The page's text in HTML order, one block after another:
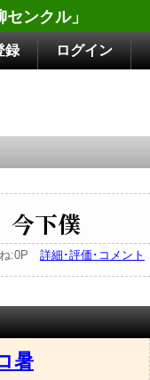
ンクル」
録 ログイン
下僕
:0P 詳細･評価･コメント
暑